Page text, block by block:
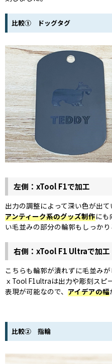
比較① ドッグタグ
左側：xTool F1で加工
出力の調整によって深い色が出て
アンティーク系のグッズ制作に
い毛並みの部分の輪郭もしっかり
右側：xTool F1 Ultraで加工
こちらも輪郭が潰れずに毛並み
ｘTool F1ultraは出力や彫刻スピ
表現が可能なので、 アイデアの幅
比較② 指輪